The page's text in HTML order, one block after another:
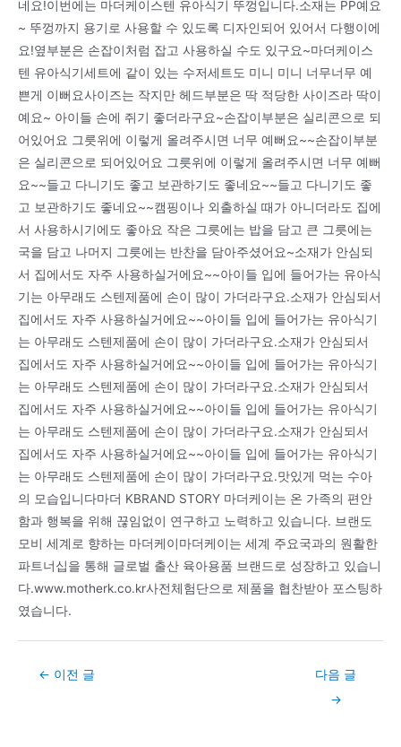
네요!이번에는 마더케이스텐 유아식기 뚜껑입니다.소재는 PP예요
~ 뚜껑까지 용기로 사용할 수 있도록 디자인되어 있어서 다행이에
요!옆부분은 손잡이처럼 잡고 사용하실 수도 있구요~마더케이스
텐 유아식기세트에 같이 있는 수저세트도 미니 미니 너무너무 예
쁜게 이뻐요사이즈는 작지만 헤드부분은 딱 적당한 사이즈라 딱이
예요~ 아이들 손에 쥐기 좋더라구요~손잡이부분은 실리콘으로 되
어있어요 그릇위에 이렇게 올려주시면 너무 예뻐요~~손잡이부분
은 실리콘으로 되어있어요 그릇위에 이렇게 올려주시면 너무 예뻐
요~~들고 다니기도 좋고 보관하기도 좋네요~~들고 다니기도 좋
고 보관하기도 좋네요~~캠핑이나 외출하실 때가 아니더라도 집에
서 사용하시기에도 좋아요 작은 그릇에는 밥을 담고 큰 그릇에는
국을 담고 나머지 그릇에는 반찬을 담아주셨어요~소재가 안심되
서 집에서도 자주 사용하실거에요~~아이들 입에 들어가는 유아식
기는 아무래도 스텐제품에 손이 많이 가더라구요.소재가 안심되서
집에서도 자주 사용하실거에요~~아이들 입에 들어가는 유아식기
는 아무래도 스텐제품에 손이 많이 가더라구요.소재가 안심되서
집에서도 자주 사용하실거에요~~아이들 입에 들어가는 유아식기
는 아무래도 스텐제품에 손이 많이 가더라구요.소재가 안심되서
집에서도 자주 사용하실거에요~~아이들 입에 들어가는 유아식기
는 아무래도 스텐제품에 손이 많이 가더라구요.소재가 안심되서
집에서도 자주 사용하실거에요~~아이들 입에 들어가는 유아식기
는 아무래도 스텐제품에 손이 많이 가더라구요.맛있게 먹는 수아
의 모습입니다마더 KBRAND STORY 마더케이는 온 가족의 편안
함과 행복을 위해 끊임없이 연구하고 노력하고 있습니다. 브랜도
모비 세계로 향하는 마더케이마더케이는 세계 주요국과의 원활한
파트너십을 통해 글로벌 출산 육아용품 브랜드로 성장하고 있습니
다.www.motherk.co.kr사전체험단으로 제품을 협찬받아 포스팅하
였습니다.
Post← 이전 글
다음 글
→